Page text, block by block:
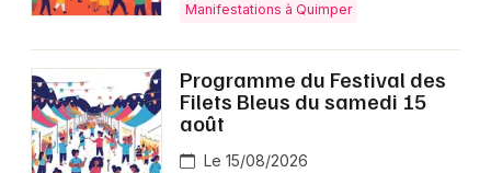
Manifestations à Quimper
Programme du Festival des
Filets Bleus du samedi 15
août
Le 15/08/2026